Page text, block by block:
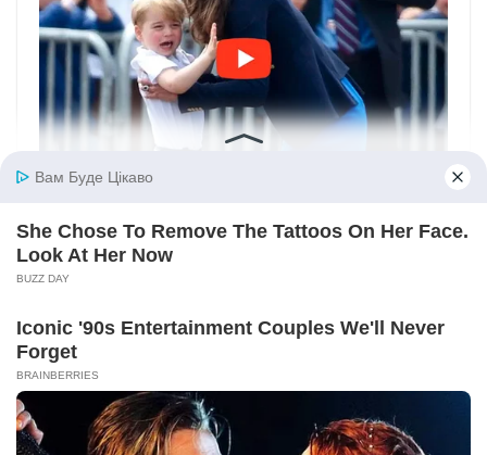
Вам Буде Цікаво
She Chose To Remove The Tattoos On Her Face.
Look At Her Now
BUZZ DAY
Iconic '90s Entertainment Couples We'll Never
Forget
BRAINBERRIES